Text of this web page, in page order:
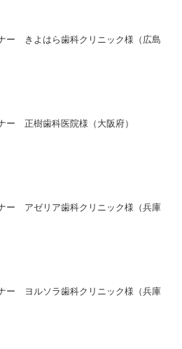
ー きよはら歯科クリニック様（広島
ー 正樹歯科医院様（大阪府）
ー アゼリア歯科クリニック様（兵庫
ー ヨルソラ歯科クリニック様（兵庫